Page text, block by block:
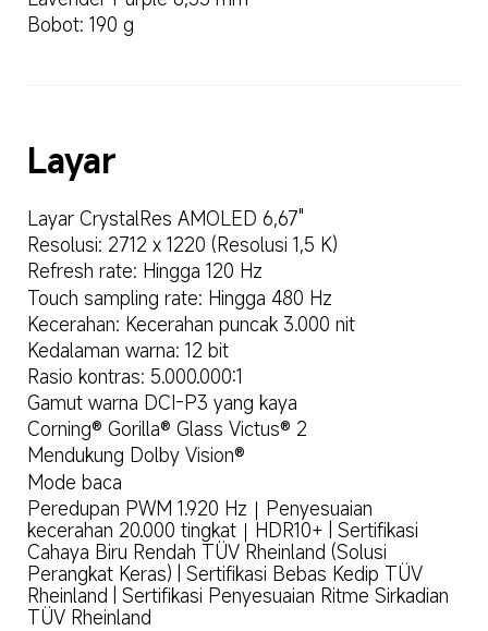
Bobot: 190 g
Layar
Layar CrystalRes AMOLED 6,67"
Resolusi: 2712 x 1220 (Resolusi 1,5 K)
Refresh rate: Hingga 120 Hz
Touch sampling rate: Hingga 480 Hz
Kecerahan: Kecerahan puncak 3.000 nit
Kedalaman warna: 12 bit
Rasio kontras: 5.000.000:1
Gamut warna DCI-P3 yang kaya
Corning® Gorilla® Glass Victus® 2
Mendukung Dolby Vision®
Mode baca
Peredupan PWM 1.920 Hz｜Penyesuaian
kecerahan 20.000 tingkat｜HDR10+ | Sertifikasi
Cahaya Biru Rendah TÜV Rheinland (Solusi
Perangkat Keras) | Sertifikasi Bebas Kedip TÜV
Rheinland | Sertifikasi Penyesuaian Ritme Sirkadian
TÜV Rheinland